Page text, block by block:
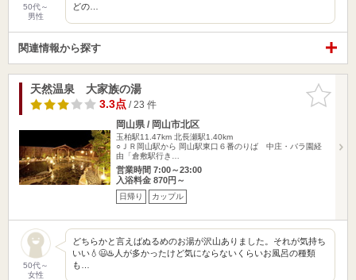
50代～
男性
どの…
関連情報から探す
お気に入
りに追加
天然温泉 大家族の湯
3.3点/ 23 件
岡山県 / 岡山市北区
玉柏駅11.47km 北長瀬駅1.40km
○ＪＲ岡山駅から 岡山駅東口６番のりば 中庄・バラ園経
由「倉敷駅行き…
営業時間 7:00～23:00
入浴料金 870円～
日帰り カップル
50代～
女性
どちらかと言えばぬるめのお湯が沢山ありました。それが気持ち
いい💧😃♨️人が多かったけど気にならないくらいお風呂の種類
も…